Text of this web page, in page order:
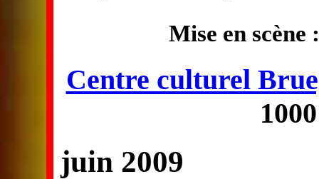
Mise en scène
Centre culturel
juin 2009